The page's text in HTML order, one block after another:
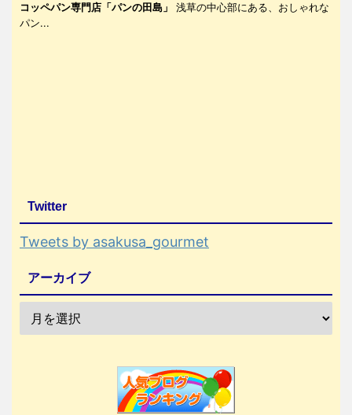
コッペパン専門店「パンの田島」
浅草の中心部にある、おしゃれな
パン...
Twitter
Tweets by asakusa_gourmet
アーカイブ